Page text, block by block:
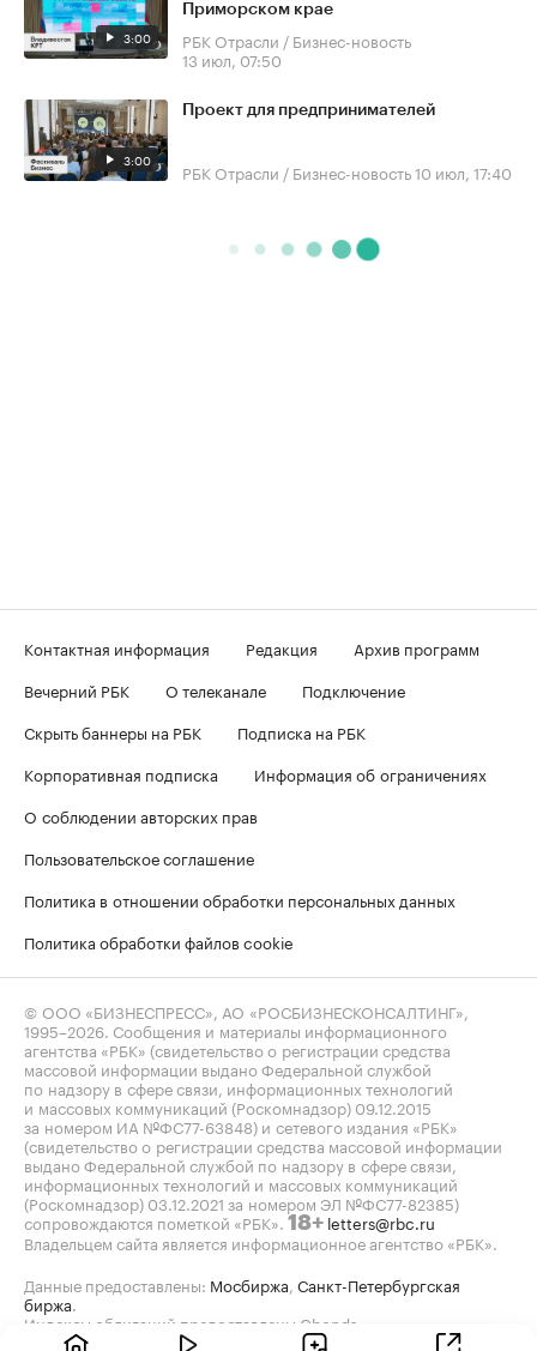
3:00
Приморском крае
РБК Отрасли / Бизнес-новость
13 июл, 07:50
3:00
Проект для предпринимателей
РБК Отрасли / Бизнес-новость10 июл, 17:40
Контактная информация Редакция
Архив программ
Вечерний РБК
О телеканале
Подключение
Скрыть баннеры на РБК
Подписка на РБК
Корпоративная подписка
Информация об ограничениях
О соблюдении авторских прав
Пользовательское соглашение
Политика в отношении обработки персональных данных
Политика обработки файлов cookie
© ООО «БИЗНЕСПРЕСС», АО «РОСБИЗНЕСКОНСАЛТИНГ»,
1995–2026. Сообщения и материалы информационного
агентства «РБК» (свидетельство о регистрации средства
массовой информации выдано Федеральной службой
по надзору в сфере связи, информационных технологий
и массовых коммуникаций (Роскомнадзор) 09.12.2015
за номером ИА №ФС77-63848) и сетевого издания «РБК»
(свидетельство о регистрации средства массовой информации
выдано Федеральной службой по надзору в сфере связи,
информационных технологий и массовых коммуникаций
(Роскомнадзор) 03.12.2021 за номером ЭЛ №ФС77-82385)
сопровождаются пометкой «РБК». 18+ letters@rbc.ru
Владельцем сайта является информационное агентство «РБК».
Данные предоставлены: Мосбиржа, Санкт-Петербургская
биржа.
Индексы облигаций предоставлены Cbonds.